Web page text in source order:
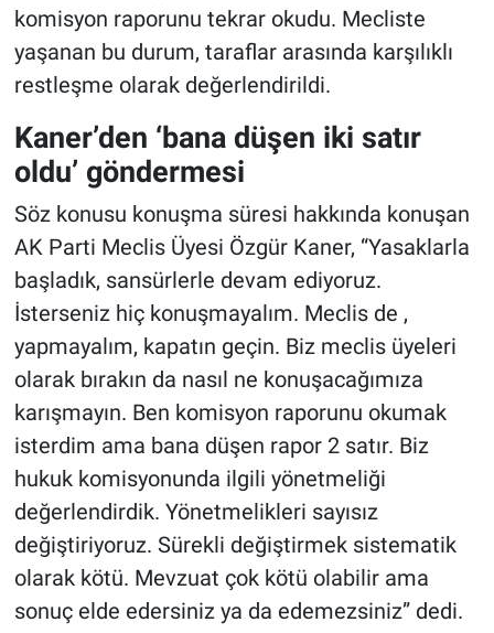
komisyon raporunu tekrar okudu. Mecliste
yaşanan bu durum, taraflar arasında karşılıklı
restleşme olarak değerlendirildi.
Kaner’den ‘bana düşen iki satır
oldu’ göndermesi
Söz konusu konuşma süresi hakkında konuşan
AK Parti Meclis Üyesi Özgür Kaner, “Yasaklarla
başladık, sansürlerle devam ediyoruz.
İsterseniz hiç konuşmayalım. Meclis de ,
yapmayalım, kapatın geçin. Biz meclis üyeleri
olarak bırakın da nasıl ne konuşacağımıza
karışmayın. Ben komisyon raporunu okumak
isterdim ama bana düşen rapor 2 satır. Biz
hukuk komisyonunda ilgili yönetmeliği
değerlendirdik. Yönetmelikleri sayısız
değiştiriyoruz. Sürekli değiştirmek sistematik
olarak kötü. Mevzuat çok kötü olabilir ama
sonuç elde edersiniz ya da edemezsiniz” dedi.